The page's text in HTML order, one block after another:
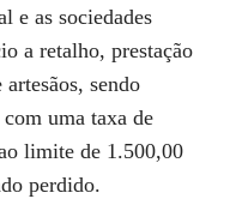
e as sociedades
a retalho, prestação
sendo
uma taxa de
limite de 1.500,00
perdido.